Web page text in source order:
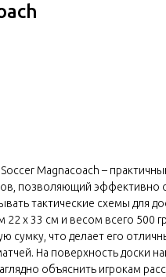
Magnacoach –
позволяющий эффективно
тактические схемы для
х 33 см и весом всего 500
сумку, что делает его
На поверхность доски
объяснить игрокам